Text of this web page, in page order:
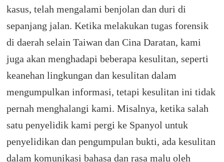
kasus, telah mengalami benjolan dan duri di
sepanjang jalan.Ketika melakukan tugas forensik
di daerah selain Taiwan dan Cina Daratan, kami
juga akan menghadapi beberapa kesulitan, seperti
keanehan lingkungan dan kesulitan dalam
mengumpulkan informasi, tetapi kesulitan ini tidak
pernah menghalangi kami.Misalnya, ketika salah
satu penyelidik kami pergi ke Spanyol untuk
penyelidikan dan pengumpulan bukti, ada kesulitan
dalam komunikasi bahasa dan rasa malu oleh